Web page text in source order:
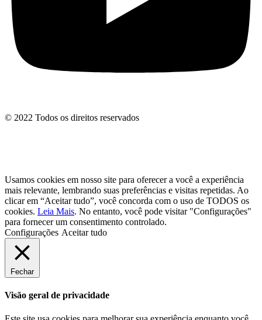
© 2022 Todos os direitos reservados
Usamos cookies em nosso site para oferecer a você a experiência
mais relevante, lembrando suas preferências e visitas repetidas. Ao
clicar em “Aceitar tudo”, você concorda com o uso de TODOS os
cookies. Leia Mais. No entanto, você pode visitar "Configurações"
para fornecer um consentimento controlado.
Configurações Aceitar tudo
Fechar
Visão geral de privacidade